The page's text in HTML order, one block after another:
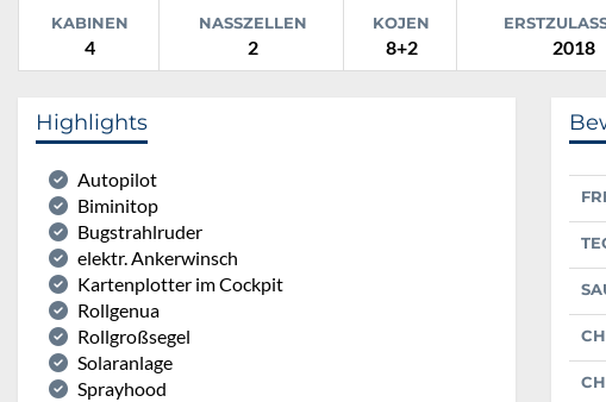
KABINEN
4
NASSZELLEN
2
KOJEN
8+2 2018
Highlights
Autopilot
Biminitop
Bugstrahlruder
elektr. Ankerwinsch
Kartenplotter im Cockpit
Rollgenua
Rollgroßsegel
Solaranlage
Sprayhood